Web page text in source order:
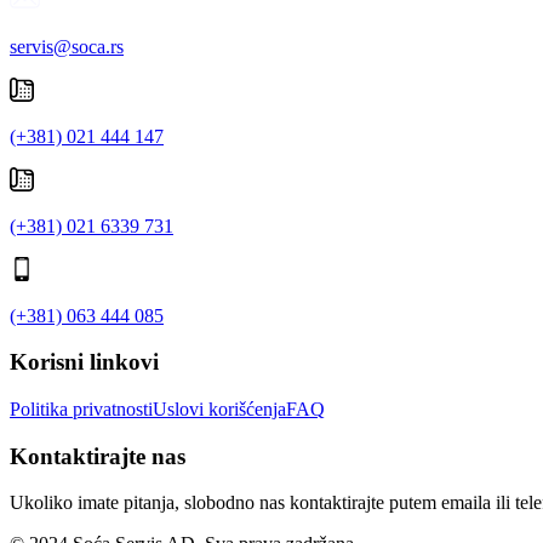
servis@soca.rs
(+381) 021 444 147
(+381) 021 6339 731
(+381) 063 444 085
Korisni linkovi
Politika privatnostiUslovi korišćenjaFAQ
Kontaktirajte nas
Ukoliko imate pitanja, slobodno nas kontaktirajte putem emaila ili